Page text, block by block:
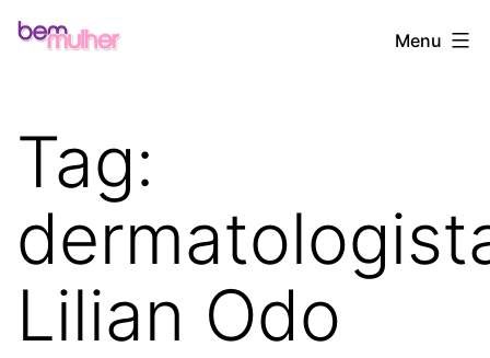
Pular
conteúdo
Bem
Menu
Tag:
Lilian Odo